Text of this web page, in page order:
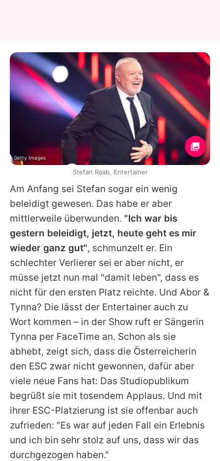
Am Anfang sei Stefan sogar ein wenig
beleidigt gewesen. Das habe er aber
mittlerweile überwunden. "Ich war bis
gestern beleidigt, jetzt, heute geht es mir
wieder ganz gut", schmunzelt er. Ein
schlechter Verlierer sei er aber nicht, er
müsse jetzt nun mal "damit leben", dass es
nicht für den ersten Platz reichte. Und Abor &
Tynna? Die lässt der Entertainer auch zu
Wort kommen – in der Show ruft er Sängerin
Tynna per FaceTime an. Schon als sie
abhebt, zeigt sich, dass die Österreicherin
den ESC zwar nicht gewonnen, dafür aber
viele neue Fans hat: Das Studiopublikum
begrüßt sie mit tosendem Applaus. Und mit
ihrer ESC-Platzierung ist sie offenbar auch
zufrieden: "Es war auf jeden Fall ein Erlebnis
und ich bin sehr stolz auf uns, dass wir das
durchgezogen haben."
Getty Images
Stefan Raab, Entertainer